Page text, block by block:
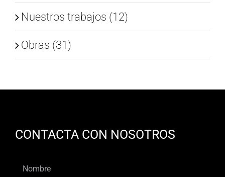
Nuestros trabajos (12)
Obras (31)
CONTACTA CON NOSOTROS